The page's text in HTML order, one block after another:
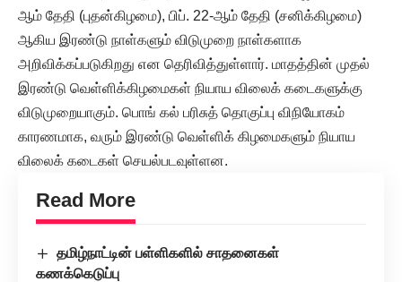
ஆம் தேதி (புதன்கிழமை), பிப். 22-ஆம் தேதி (சனிக்கிழமை)
ஆகிய இரண்டு நாள்களும் விடுமுறை நாள்களாக
அறிவிக்கப்படுகிறது என தெரிவித்துள்ளார். மாதத்தின் முதல்
இரண்டு வெள்ளிக்கிழமைகள் நியாய விலைக் கடைகளுக்கு
விடுமுறையாகும். பொங் கல் பரிசுத் தொகுப்பு விநியோகம்
காரணமாக, வரும் இரண்டு வெள்ளிக் கிழமைகளும் நியாய
விலைக் கடைகள் செயல்படவுள்ளன.
Read More
தமிழ்நாட்டின் பள்ளிகளில் சாதனைகள்
கணக்கெடுப்பு